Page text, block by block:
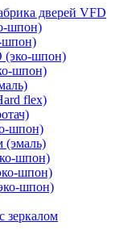
дверей VFD
шпон)
шпон)
шпон)
шпон)
flex)
шпон)
(эмаль)
шпон)
шпон)
шпон)
зеркалом